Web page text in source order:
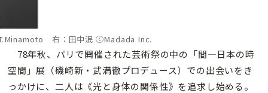
右：田中泯 ⓒMadada Inc.
78年秋、パリで開催された芸術祭の中の「間―日本の時
空間」展（磯崎新・武満徹プロデュース）での出会いをき
っかけに、二人は《光と身体の関係性》を追求し始める。